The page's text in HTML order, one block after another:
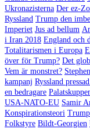
Ukronazisterna Der ez-
Ryssland Trump den
Imperiet Jus ad bellum
i Iran 2018 England och
Totalitarismen i Europa
över för Trump? Det
Vem är monstret?
kampanj Ryssland
en bedragare
USA-NATO-EU Samir
Konspirationsteori
Folkstyre Bildt-Georgien